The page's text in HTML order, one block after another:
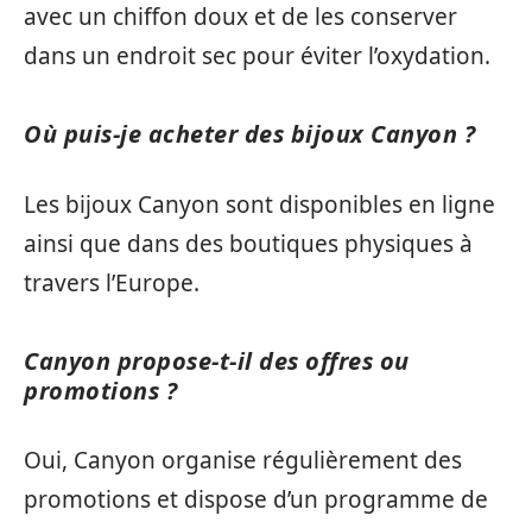
avec un chiffon doux et de les conserver
dans un endroit sec pour éviter l’oxydation.
Où puis-je acheter des bijoux Canyon ?
Les bijoux Canyon sont disponibles en ligne
ainsi que dans des boutiques physiques à
travers l’Europe.
Canyon propose-t-il des offres ou
promotions ?
Oui, Canyon organise régulièrement des
promotions et dispose d’un programme de